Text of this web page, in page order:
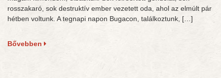
rosszakaró, sok destruktív ember vezetett oda, ahol az elmúlt pár
hétben voltunk. A tegnapi napon Bugacon, találkoztunk, […]
Bővebben